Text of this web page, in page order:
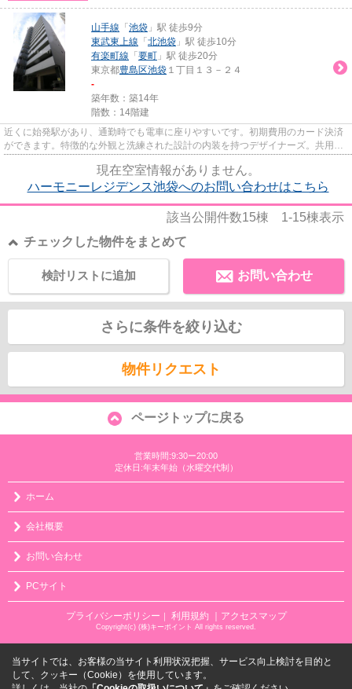
山手線 「 池袋 」駅 徒歩9分
東武東上線 「 北池袋 」駅 徒歩10分
有楽町線 「 要町 」駅 徒歩20分
東京都豊島区池袋 １丁目１３－２４
-
築年数：築14年
階数：14階建
近くに始発駅があり、通勤時でも電車に座りやすいです。初期費用のカード決済
ができます。特徴的な外観と洗練された設計の内装を持つデザイナーズ。共用部
現在空室情報がありません。
ハーモニーレジデンス池袋へのお問い合わせはこちら
該当公開件数15棟 1-15棟表示
チェックした物件をまとめて
お問い合わせ
検討リストに追加
さらに条件を絞り込む
物件リクエスト
ページトップに戻る
営業時間:9:30ー20:00
定休日:年末年始（水曜交代制）
ホーム
会社概要
お問い合わせ
PCサイト
プライバシーポリシー ｜ 利用規約 ｜アクセスマップ
Copyright(c) (株)キーポイント All rights reserved.
当サイトでは、お客様の当サイト利用状況把握、サービス向上検討を目的と
して、クッキー（Cookie）を使用しています。